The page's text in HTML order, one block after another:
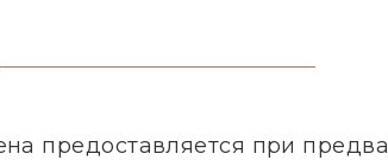
предоставляется при